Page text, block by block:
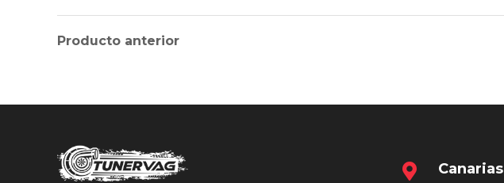
Producto anterior
Canarias